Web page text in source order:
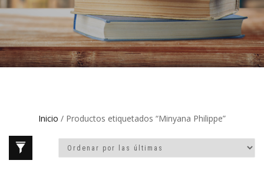
Inicio / Productos etiquetados “Minyana Philippe”